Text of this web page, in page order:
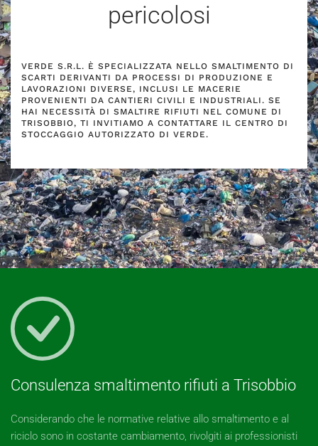
pericolosi
VERDE S.R.L. È SPECIALIZZATA NELLO SMALTIMENTO DI
SCARTI DERIVANTI DA PROCESSI DI PRODUZIONE E
LAVORAZIONI DIVERSE, INCLUSI LE MACERIE
PROVENIENTI DA CANTIERI CIVILI E INDUSTRIALI. SE
HAI NECESSITÀ DI SMALTIRE RIFIUTI NEL COMUNE DI
TRISOBBIO, TI INVITIAMO A CONTATTARE IL CENTRO DI
STOCCAGGIO AUTORIZZATO DI VERDE.
Consulenza smaltimento rifiuti a Trisobbio
Considerando che le normative relative allo smaltimento e al
riciclo sono in costante cambiamento, rivolgiti ai professionisti